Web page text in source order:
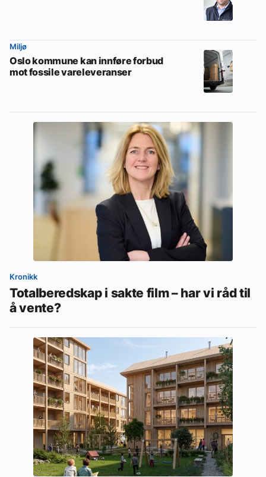
Miljø
Oslo kommune kan innføre forbud
mot fossile vareleveranser
Kronikk
Totalberedskap i sakte film – har vi råd til
å vente?